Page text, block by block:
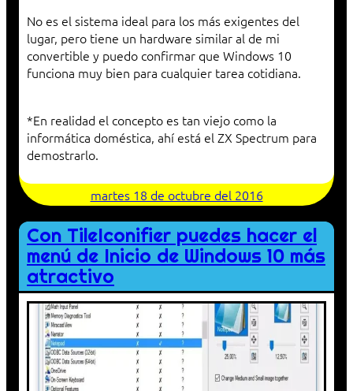
No es el sistema ideal para los más exigentes del
lugar, pero tiene un hardware similar al de mi
convertible y puedo confirmar que Windows 10
funciona muy bien para cualquier tarea cotidiana.
*En realidad el concepto es tan viejo como la
informática doméstica, ahí está el ZX Spectrum para
demostrarlo.
martes 18 de octubre del 2016
Con TileIconifier puedes hacer el
menú de Inicio de Windows 10 más
atractivo